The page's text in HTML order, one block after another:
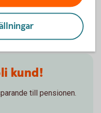
kund!
till pensionen.